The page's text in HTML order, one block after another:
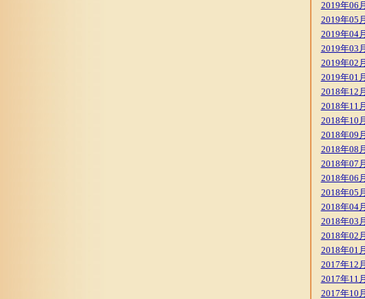
2019年06月
2019年05月
2019年04月
2019年03月
2019年02月
2019年01月
2018年12月
2018年11月
2018年10月
2018年09月
2018年08月
2018年07月
2018年06月
2018年05月
2018年04月
2018年03月
2018年02月
2018年01月
2017年12月
2017年11月
2017年10月